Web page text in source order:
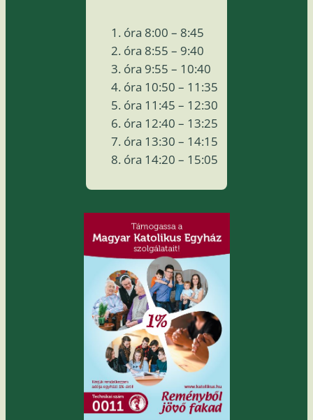
óra 8:00 – 8:45
óra 8:55 – 9:40
óra 9:55 – 10:40
óra 10:50 – 11:35
óra 11:45 – 12:30
óra 12:40 – 13:25
óra 13:30 – 14:15
óra 14:20 – 15:05